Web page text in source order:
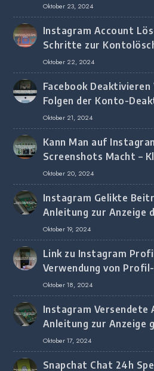
Oktober 23, 2024
Instagram Account
Schritte zur
Browser
Oktober 22, 2024
Facebook Deaktivieren
Folgen der Konto-
Oktober 21, 2024
Kann Man auf
Screenshots Macht –
Screenshot-Erkennung
Oktober 20, 2024
Instagram Gelikte
Anleitung zur Anzeige
Oktober 19, 2024
Link zu Instagram
Verwendung von
Oktober 18, 2024
Instagram Versendete
Anleitung zur Anzeige
Oktober 17, 2024
Snapchat Chat 24h